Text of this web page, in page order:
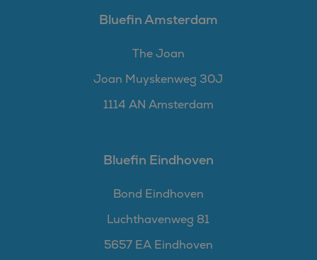
Bluefin Amsterdam
The Joan
Joan Muyskenweg 30J
1114 AN Amsterdam
Bluefin Eindhoven
Bond Eindhoven
Luchthavenweg 81
5657 EA Eindhoven